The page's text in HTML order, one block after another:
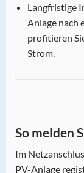
Langfristige
Anlage nach
profitieren
Strom.
So melden
Im
PV-Anlage